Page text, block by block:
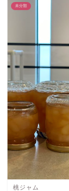
未分類
桃ジャム